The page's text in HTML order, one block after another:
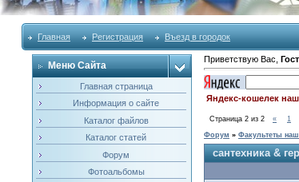
Главная Регистрация Въезд в городок
Меню Сайта
Главная страница
Информация о сайте
Каталог файлов
Каталог статей
Форум
Фотоальбомы
Приветствую Вас
Яндекс-кошелек
Страница 2из 2 « 1
Форум » Факультеты
сантехника &